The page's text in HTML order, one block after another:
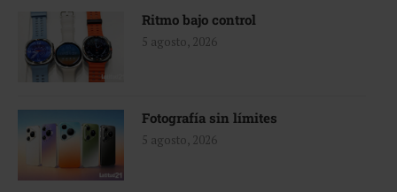
Ritmo bajo control
5 agosto, 2026
Fotografía sin límites
5 agosto, 2026